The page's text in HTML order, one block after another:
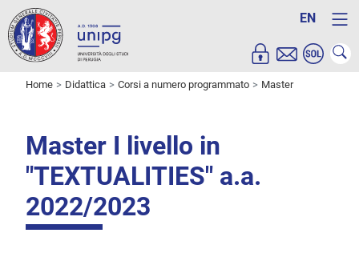
EN
Home Didattica Corsi a numero programmato Master
Master I livello in
"TEXTUALITIES" a.a.
2022/2023